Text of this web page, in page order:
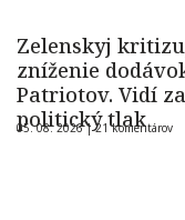
Zelenskyj
zníženie
Patriotov. Vidí
politický tlak
05. 08. 2026 |21 komentárov